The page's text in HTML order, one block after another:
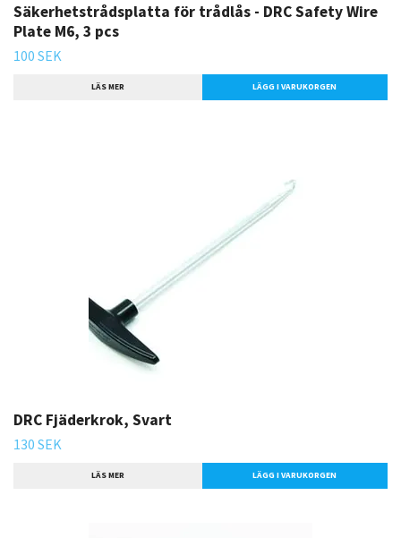
Säkerhetstrådsplatta för trådlås - DRC Safety Wire
Plate M6, 3 pcs
100 SEK
LÄS MER
DRC Fjäderkrok, Svart
130 SEK
LÄS MER